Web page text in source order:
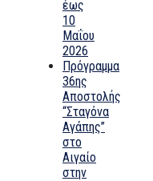
έως
10
Μαΐου
2026
Πρόγραμμα
36ης
Αποστολής
“Σταγόνα
Αγάπης”
στο
Αιγαίο
στην